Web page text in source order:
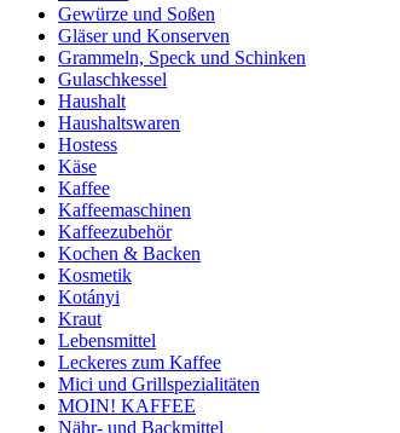
Gewürze und Soßen
Gläser und Konserven
Grammeln, Speck und Schinken
Gulaschkessel
Haushalt
Haushaltswaren
Hostess
Käse
Kaffee
Kaffeemaschinen
Kaffeezubehör
Kochen & Backen
Kosmetik
Kotányi
Kraut
Lebensmittel
Leckeres zum Kaffee
Mici und Grillspezialitäten
MOIN! KAFFEE
Nähr- und Backmittel